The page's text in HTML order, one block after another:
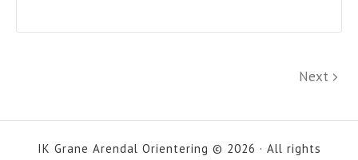
Next
Next
IK Grane Arendal Orientering © 2026 · All rights